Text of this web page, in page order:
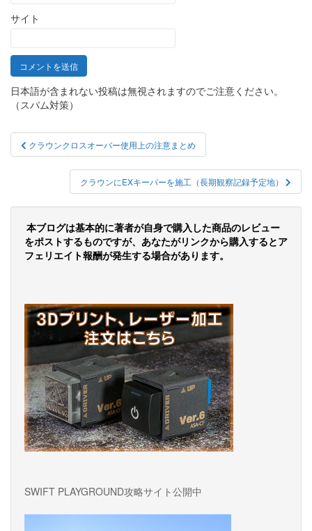
サイト
日本語が含まれない投稿は無視されますのでご注意ください。
（スパム対策）
投
稿
ビ
ゲ
ー
ョ
ン
クラウンクロスオーバー使用上の注意まとめ
クラウンにEXキーパーを施工（長期観察記録予定地）
本ブログは基本的に著者が自身で購入した商品のレビュー
をポストするものですが、あなたがリンクから購入するとア
フェリエイト報酬が発生する場合があります。
SWIFT PLAYGROUND攻略サイト公開中